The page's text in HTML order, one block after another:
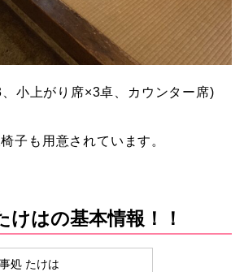
小上がり席×3卓、カウンター席)
子も用意されています。
けはの基本情報！！
処 たけは